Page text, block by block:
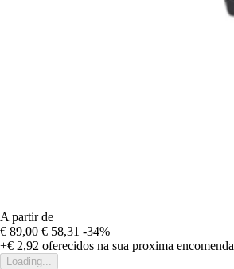
A partir de
€ 89,00 € 58,31 -34%
+€ 2,92 oferecidos na sua proxima encomenda
Loading...